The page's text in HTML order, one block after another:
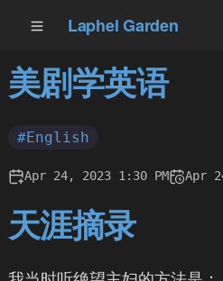
Laphel Garden
美剧学英语
#English
Apr 24, 2023 1:30 PM Apr
天涯摘录